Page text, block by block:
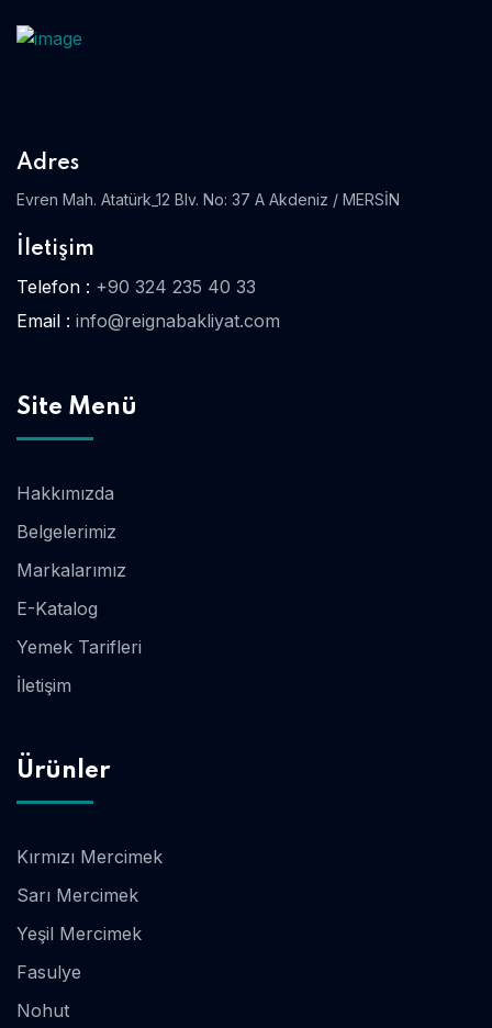
Adres
Evren Mah. Atatürk_12 Blv. No: 37 A Akdeniz / MERSİN
İletişim
Telefon : +90 324 235 40 33
Email : info@reignabakliyat.com
Site Menü
Hakkımızda
Belgelerimiz
Markalarımız
E-Katalog
Yemek Tarifleri
İletişim
Ürünler
Kırmızı Mercimek
Sarı Mercimek
Yeşil Mercimek
Fasulye
Nohut